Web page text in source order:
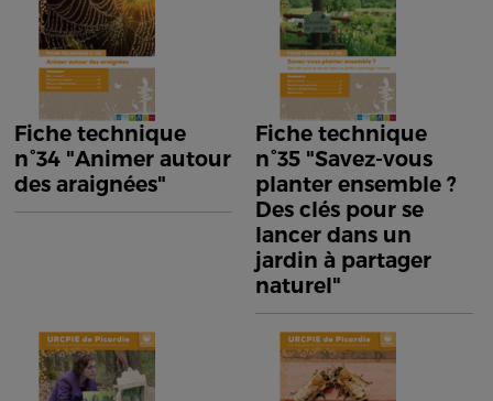
Fiche technique
n°34 "Animer autour
des araignées"
Fiche technique
n°35 "Savez-vous
planter ensemble ?
Des clés pour se
lancer dans un
jardin à partager
naturel"